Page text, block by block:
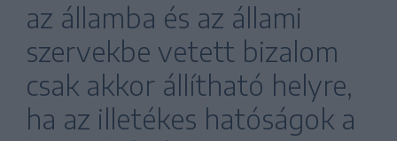
az államba és az állami
szervekbe vetett bizalom
csak akkor állítható helyre,
ha az illetékes hatóságok a